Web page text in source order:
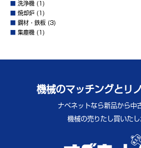
洗浄機 (1)
焼却炉 (1)
鋼材・鉄板 (3)
集塵機 (1)
機械のマッチングとリ
ナベネットなら新品から中
機械の売りたし買いたし